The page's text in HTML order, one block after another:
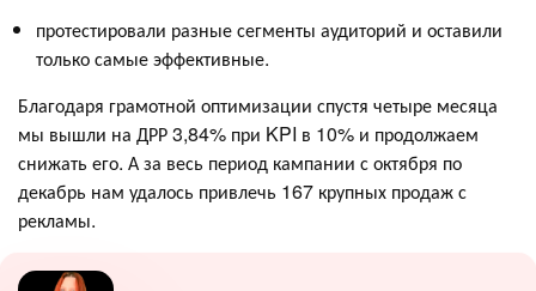
протестировали разные сегменты аудиторий и оставили
только самые эффективные.
Благодаря грамотной оптимизации спустя четыре месяца
мы вышли на ДРР 3,84% при KPI в 10% и продолжаем
снижать его. А за весь период кампании с октября по
декабрь нам удалось привлечь 167 крупных продаж с
рекламы.